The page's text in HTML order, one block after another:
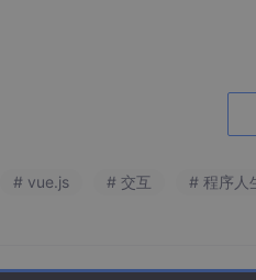
# vue.js # 交互 # 程序人